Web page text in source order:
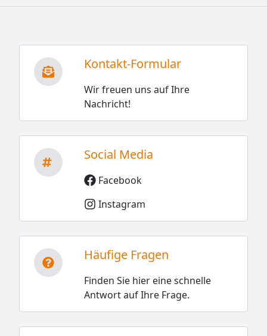
Kontakt-Formular
Wir freuen uns auf Ihre
Nachricht!
Social Media
Facebook
Instagram
Häufige Fragen
Finden Sie hier eine schnelle
Antwort auf Ihre Frage.